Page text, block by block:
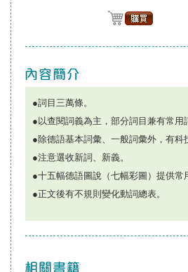
●詞目三萬條。
●以查閱詞義為主，部分詞目兼有常用
●除德語基本詞彙、一般詞彙外，有科
●注意選收新詞、新義。
●十五幅德語圖說（七幅彩圖）提供常
●正文後有不規則變化動詞總表。